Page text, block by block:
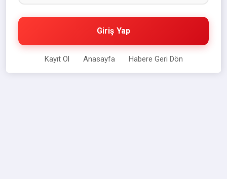
Giriş Yap
Kayıt Ol Anasayfa Habere Geri Dön